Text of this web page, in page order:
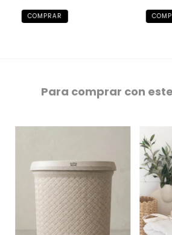
Para comprar con